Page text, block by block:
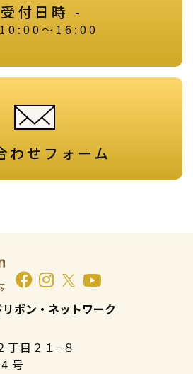
付日時 -
～16:00
わせフォーム
ボン・ネットワーク
丁目２１−８
号